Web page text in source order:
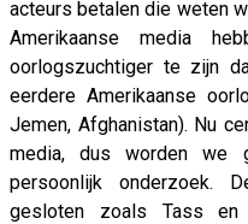
acteurs betalen die weten
Amerikaanse media
oorlogszuchtiger te zijn
eerdere Amerikaanse
Jemen, Afghanistan). Nu
media, dus worden we
persoonlijk onderzoek.
gesloten zoals Tass en